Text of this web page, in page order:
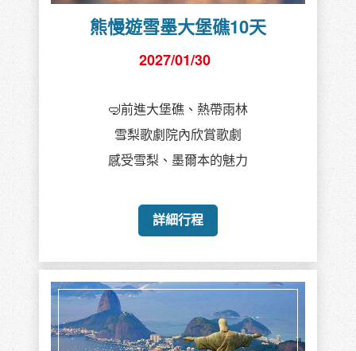
熊慢遊雪墨大堡礁10天
2027/01/30
🤿前進大堡礁、熱帶雨林
雪梨歌劇院內欣賞歌劇
感受雪梨、墨爾本的魅力
詳細行程